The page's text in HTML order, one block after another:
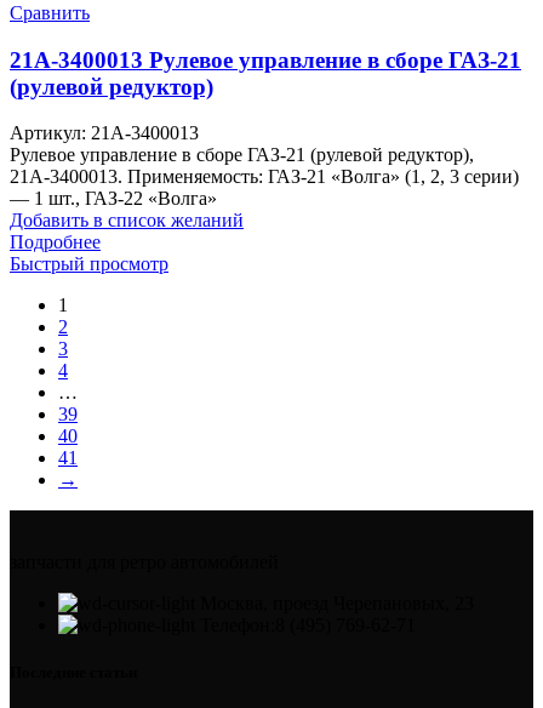
Сравнить
21А-3400013 Рулевое управление в сборе ГАЗ-21
(рулевой редуктор)
Артикул: 21А-3400013
Рулевое управление в сборе ГАЗ-21 (рулевой редуктор),
21А-3400013. Применяемость: ГАЗ-21 «Волга» (1, 2, 3 серии)
— 1 шт., ГАЗ-22 «Волга»
Добавить в список желаний
Подробнее
Быстрый просмотр
1
2
3
4
…
39
40
41
→